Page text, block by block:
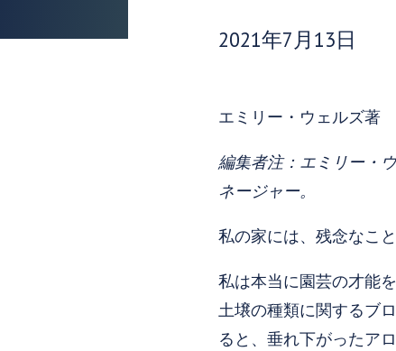
発行日:
2021年7月13日
エミリー・ウェルズ著
編集者注：エミリー・
ネージャー。
私の家には、残念なこ
私は本当に園芸の才能
土壌の種類に関するブ
ると、垂れ下がったア